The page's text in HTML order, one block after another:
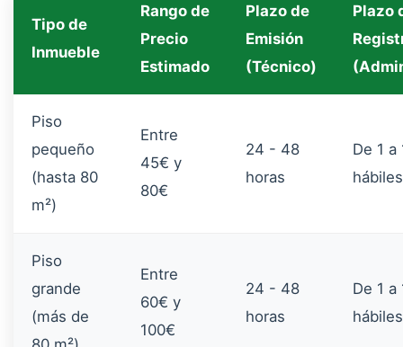
Tipo de
Inmueble
Rango de
Precio
Estimado
Plazo de
Emisión
(Técnico)
Plazo
Piso
pequeño
(hasta 80
m²)
Entre
45€ y
80€
24 - 48
horas
De 1 a
hábiles
Piso
grande
(más de
Entre
60€ y
100€
24 - 48
horas
De 1 a
hábiles